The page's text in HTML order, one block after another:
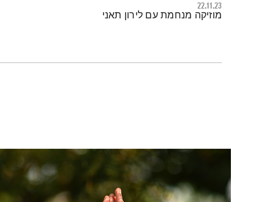
22.11.23
תמצית הפודקאסט
מוזיקה מנחמת עם לירון תאני